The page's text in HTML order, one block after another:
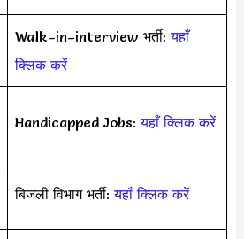
Walk–in–interview भर्ती:यहाँ
क्लिक करें
Handicapped Jobs:यहाँ क्लिक करें
बिजली विभाग भर्ती:यहाँ क्लिक करें